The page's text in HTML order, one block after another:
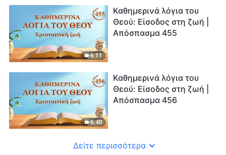
6:11
Καθημερινά λόγια του
Θεού: Είσοδος στη ζωή |
Απόσπασμα 455
6:40
Καθημερινά λόγια του
Θεού: Είσοδος στη ζωή |
Απόσπασμα 456
Δείτε περισσότερα